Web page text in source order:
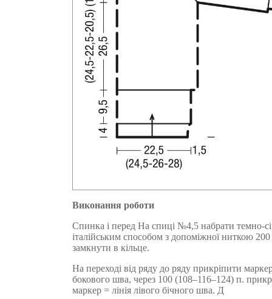
Виконання роботи
Спинка і перед На спиці №4,5 набрати темно-
італійським способом з допоміжної ниткою
замкнути в кільце.
На переході від ряду до ряду прикріпити
бокового шва, через 100 (108–116–124) п.
маркер = лінія лівого бічного шва. Д